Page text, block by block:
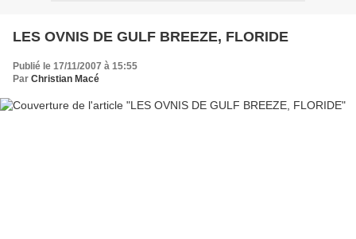
LES OVNIS DE GULF BREEZE, FLORIDE
Publié le 17/11/2007 à 15:55
Par Christian Macé